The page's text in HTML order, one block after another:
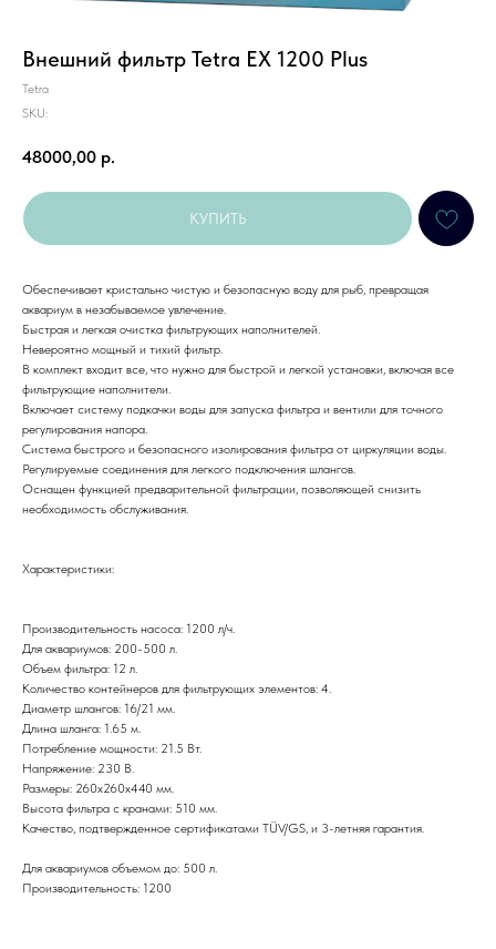
Внешний фильтр Tetra EX 1200 Plus
Tetra
SKU:
48000,00 р.
КУПИТЬ
Обеспечивает кристально чистую и безопасную воду для рыб, превращая
аквариум в незабываемое увлечение.
Быстрая и легкая очистка фильтрующих наполнителей.
Невероятно мощный и тихий фильтр.
В комплект входит все, что нужно для быстрой и легкой установки, включая все
фильтрующие наполнители.
Включает систему подкачки воды для запуска фильтра и вентили для точного
регулирования напора.
Система быстрого и безопасного изолирования фильтра от циркуляции воды.
Регулируемые соединения для легкого подключения шлангов.
Оснащен функцией предварительной фильтрации, позволяющей снизить
необходимость обслуживания.
Характеристики:
Производительность насоса: 1200 л/ч.
Для аквариумов: 200-500 л.
Объем фильтра: 12 л.
Количество контейнеров для фильтрующих элементов: 4.
Диаметр шлангов: 16/21 мм.
Длина шланга: 1.65 м.
Потребление мощности: 21.5 Вт.
Напряжение: 230 В.
Размеры: 260х260х440 мм.
Высота фильтра с кранами: 510 мм.
Качество, подтвержденное сертификатами TÜV/GS, и 3-летняя гарантия.
Для аквариумов объемом до: 500 л.
Производительность: 1200